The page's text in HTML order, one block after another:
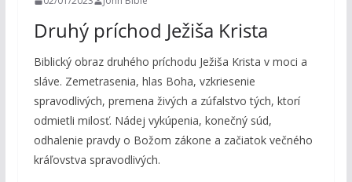
Druhý príchod Ježiša Krista
Biblický obraz druhého príchodu Ježiša Krista v moci a
sláve. Zemetrasenia, hlas Boha, vzkriesenie
spravodlivých, premena živých a zúfalstvo tých, ktorí
odmietli milosť. Nádej vykúpenia, konečný súd,
odhalenie pravdy o Božom zákone a začiatok večného
kráľovstva spravodlivých.